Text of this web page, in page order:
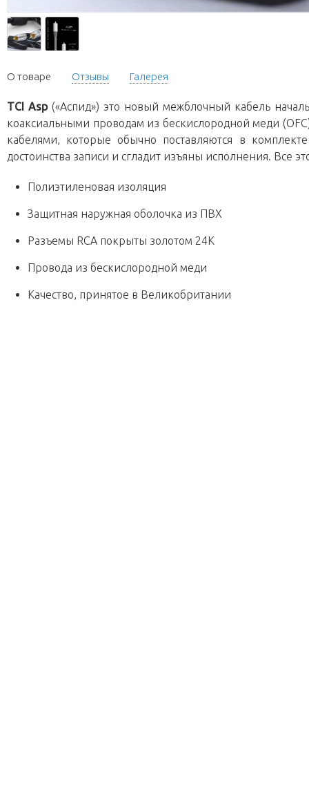
О товаре Отзывы Галерея
TCI Asp(«Аспид») это новый межблочный кабель
коаксиальными проводам из бескислородной меди
кабелями, которые обычно поставляются в
достоинства записи и сгладит изъяны исполнения. Все
Полиэтиленовая изоляция
Защитная наружная оболочка из ПВХ
Разъемы RCA покрыты золотом 24К
Провода из бескислородной меди
Качество, принятое в Великобритании